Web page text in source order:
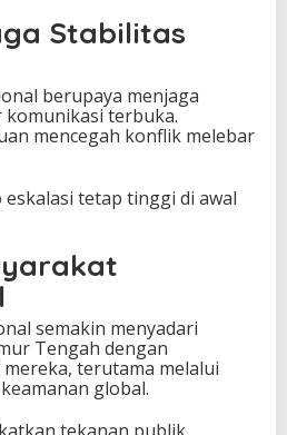
Stabilitas
berupaya menjaga
terbuka.
mencegah konflik melebar
tetap tinggi di awal
semakin menyadari
Tengah dengan
terutama melalui
global.